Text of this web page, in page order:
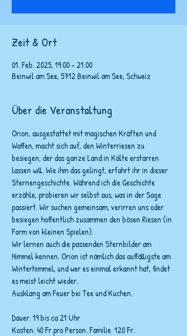
Zeit & Ort
01. Feb. 2025, 19:00 – 21:00
Beinwil am See, 5712 Beinwil am See, Schweiz
Über die Veranstaltung
Orion, ausgestattet mit magischen Kräften und
Waffen, macht sich auf, den Winterriesen zu
besiegen, der das ganze Land in Kälte erstarren
lassen will. Wie ihm das gelingt, erfahrt ihr in dieser
Sternengeschichte. Während ich die Geschichte
erzähle, probieren wir selbst aus, was in der Sage
passiert. Wir suchen gemeinsam, verirren uns oder
besiegen hoffentlich zusammen den bösen Riesen (in
Form von kleinen Spielen).
Wir lernen auch die passenden Sternbilder am
Himmel kennen. Orion ist nämlich das auffälligste am
Winterhimmel, und wer es einmal erkannt hat, findet
es meist leicht wieder.
Ausklang am Feuer bei Tee und Kuchen.
Dauer: 19 bis ca 21 Uhr
Kosten: 40 Fr pro Person. Familie  120 Fr.